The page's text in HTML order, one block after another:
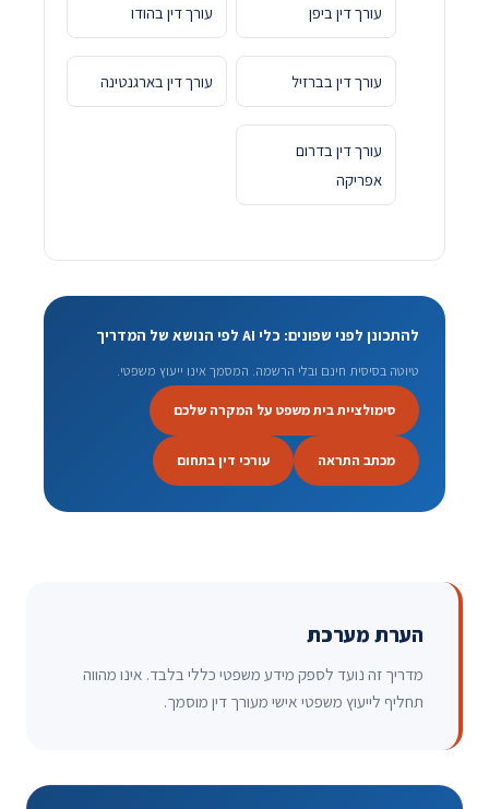
עורך דין ביפן עורך דין בהודו
עורך דין בברזיל עורך דין בארגנטינה
עורך דין בדרום
אפריקה
להתכונן לפני שפונים: כלי AI לפי הנושא של המדריך
טיוטה בסיסית חינם ובלי הרשמה. המסמך אינו ייעוץ משפטי.
סימולציית בית משפט על המקרה שלכם
מכתב התראה עורכי דין בתחום
הערת מערכת
מדריך זה נועד לספק מידע משפטי כללי בלבד. אינו מהווה
תחליף לייעוץ משפטי אישי מעורך דין מוסמך.